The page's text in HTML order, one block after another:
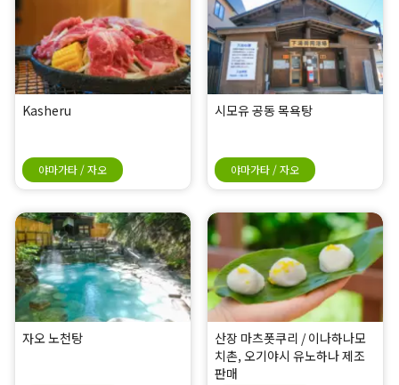
Kasheru
야마가타 / 자오
시모유 공동 목욕탕
야마가타 / 자오
자오 노천탕
산장 마츠폿쿠리 / 이나하나모
치촌, 오기야시 유노하나 제조
판매